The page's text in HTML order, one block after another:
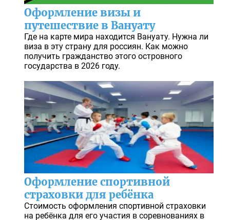
Оформление визы и
путешествие в Вануату
Где на карте мира находится Вануату. Нужна ли
виза в эту страну для россиян. Как можно
получить гражданство этого островного
государства в 2026 году.
Оформление спортивной
страховки для ребёнка
Стоимость оформления спортивной страховки
на ребёнка для его участия в соревнованиях в